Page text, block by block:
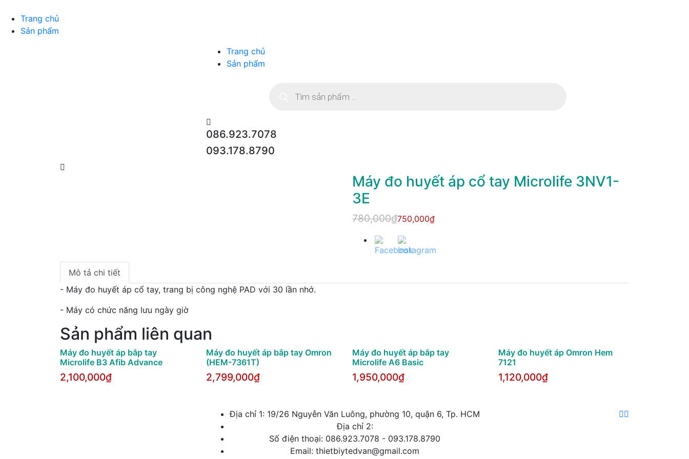
Trang chủ
Sản phẩm
Trang chủ
Sản phẩm
086.923.7078
093.178.8790
Máy đo huyết áp cổ tay Microlife 3NV1-
3E
780,000₫750,000₫
Mô tả chi tiết
- Máy đo huyết áp cổ tay, trang bị công nghệ PAD với 30 lần nhớ.
- Máy có chức năng lưu ngày giờ
Sản phẩm liên quan
Máy đo huyết áp bắp tay
Microlife B3 Afib Advance
2,100,000₫
Máy đo huyết áp bắp tay Omron
(HEM-7361T)
2,799,000₫
Máy đo huyết áp bắp tay
Microlife A6 Basic
1,950,000₫
Máy đo huyết áp Omron Hem
7121
1,120,000₫
Địa chỉ 1: 19/26 Nguyễn Văn Luông, phường 10, quận 6, Tp. HCM
Địa chỉ 2:
Số điện thoại: 086.923.7078 - 093.178.8790
Email: thietbiytedvan@gmail.com